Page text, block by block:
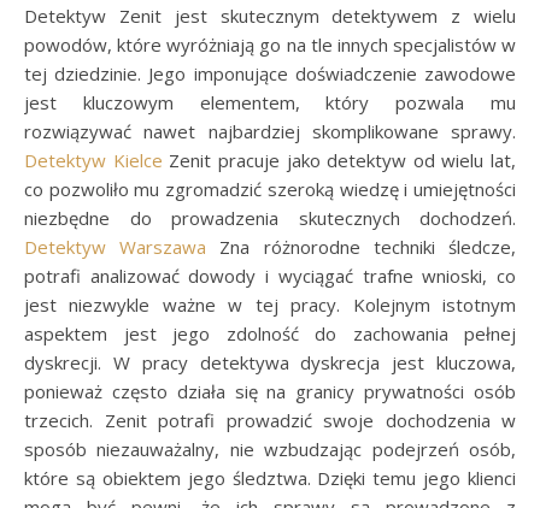
Detektyw Zenit jest skutecznym detektywem z wielu
powodów, które wyróżniają go na tle innych specjalistów w
tej dziedzinie. Jego imponujące doświadczenie zawodowe
jest kluczowym elementem, który pozwala mu
rozwiązywać nawet najbardziej skomplikowane sprawy.
Detektyw Kielce Zenit pracuje jako detektyw od wielu lat,
co pozwoliło mu zgromadzić szeroką wiedzę i umiejętności
niezbędne do prowadzenia skutecznych dochodzeń.
Detektyw Warszawa Zna różnorodne techniki śledcze,
potrafi analizować dowody i wyciągać trafne wnioski, co
jest niezwykle ważne w tej pracy. Kolejnym istotnym
aspektem jest jego zdolność do zachowania pełnej
dyskrecji. W pracy detektywa dyskrecja jest kluczowa,
ponieważ często działa się na granicy prywatności osób
trzecich. Zenit potrafi prowadzić swoje dochodzenia w
sposób niezauważalny, nie wzbudzając podejrzeń osób,
które są obiektem jego śledztwa. Dzięki temu jego klienci